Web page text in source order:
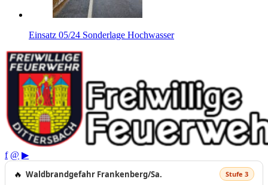
Einsatz 05/24 Sonderlage Hochwasser
f @ ▶
🔥 Waldbrandgefahr Frankenberg/Sa. Stufe 3